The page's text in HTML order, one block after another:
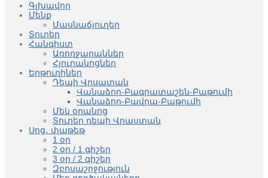
Գլխավոր
Մենք
Մասնաճյուղեր
Տուրեր
Հանգիստ
Առողջարաններ
Հյուրանոցներ
Երթուղիներ
Դեպի Վրսատան
Վանաձոր-Բագրատաշեն-Բաթումի
Վանաձոր-Բավրա-Բաթումի
Մեկ օրանոց
Տուրեր դեպի Վրաստան
Սոց․ փաթեթ
1 օր
2 օր / 1 գիշեր
3 օր / 2 գիշեր
Զբոսաշրջություն